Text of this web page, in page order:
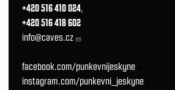
+420 516 410 024,
+420 516 418 602
info@caves.cz
facebook.com/punkevnijeskyne
instagram.com/punkevni_jeskyne